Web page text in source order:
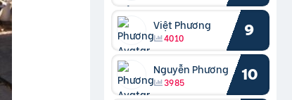
Việt Phương
4010 9
Nguyễn Phương
3985 10